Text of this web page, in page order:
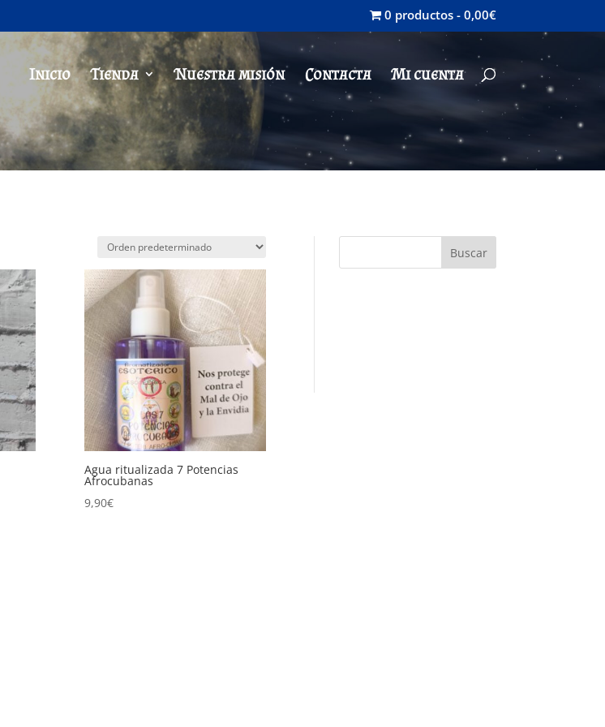
0 productos 0,00€
Inicio Tienda Nuestra misión Contacta Mi cuenta
Agua ritualizada 7 Potencias
Afrocubanas
9,90€
Buscar